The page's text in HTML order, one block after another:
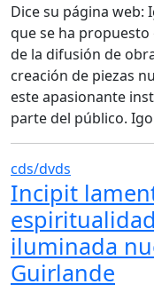
Dice su página
que se ha
de la difusión de
creación de piezas
este apasionante
parte del público.
cds/dvds
Incipit
iluminada
Guirlande